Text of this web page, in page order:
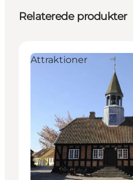
Relaterede produkter
Attraktioner